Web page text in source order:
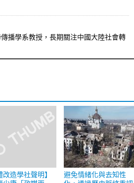
播學系教授，長期關注中國大陸社會轉
改造學社聲明】
避免情緒化與去知性